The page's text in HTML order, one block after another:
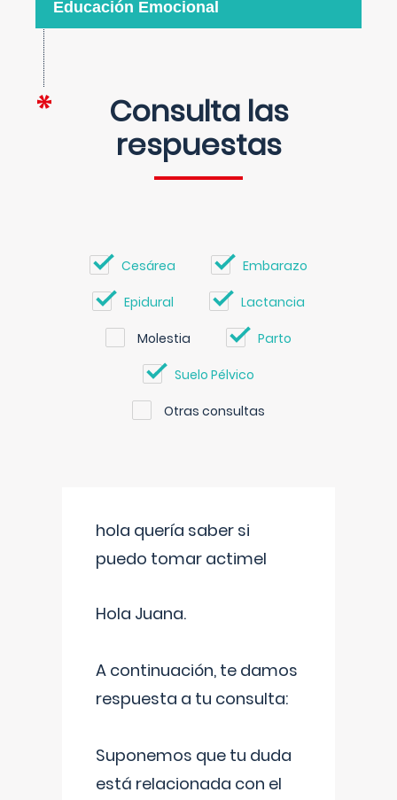
Educación Emocional
Consulta las
respuestas
Cesárea Embarazo
Epidural Lactancia
Molestia Parto
Suelo Pélvico
Otras consultas
hola quería saber si
puedo tomar actimel
Hola Juana.
A continuación, te damos
respuesta a tu consulta:
Suponemos que tu duda
está relacionada con el